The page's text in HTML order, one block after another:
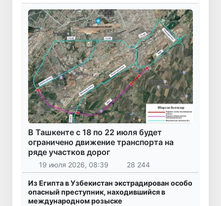
В Ташкенте с 18 по 22 июля будет
ограничено движение транспорта на
ряде участков дорог
19 июля 2026, 08:39 28 244
Из Египта в Узбекистан экстрадирован особо
опасный преступник, находившийся в
международном розыске